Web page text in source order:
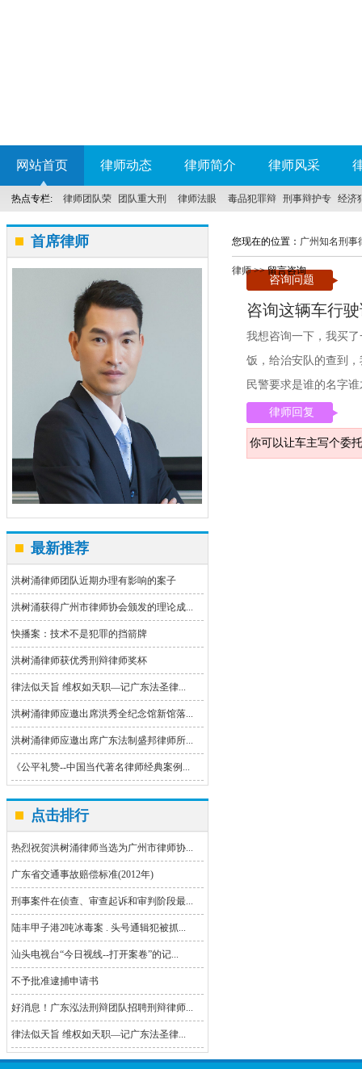
网站首页 律师动态 律师简介 律师风采
热点专栏: 律师团队荣
誉
团队重大刑
事案件
律师法眼 毒品犯罪辩 刑事辩护专 经济
首席律师
最新推荐
洪树涌律师团队近期办理有影响的案子
洪树涌获得广州市律师协会颁发的理论成...
快播案：技术不是犯罪的挡箭牌
洪树涌律师获优秀刑辩律师奖杯
律法似天旨 维权如天职—记广东法圣律...
洪树涌律师应邀出席洪秀全纪念馆新馆落...
洪树涌律师应邀出席广东法制盛邦律师所...
《公平礼赞--中国当代著名律师经典案例...
点击排行
热烈祝贺洪树涌律师当选为广州市律师协...
广东省交通事故赔偿标准(2012年)
刑事案件在侦查、审查起诉和审判阶段最...
陆丰甲子港2吨冰毒案 . 头号通辑犯被抓...
汕头电视台“今日视线--打开案卷”的记...
不予批准逮捕申请书
好消息！广东泓法刑辩团队招聘刑辩律师...
律法似天旨 维权如天职—记广东法圣律...
您现在的位置： 广州知名刑事
律师>> 留言咨询
咨询问题
咨询这辆车行
我想咨询一下，我买
饭，给治安队的查到
民警要求是谁的名字
律师回复
你可以让车主写个委